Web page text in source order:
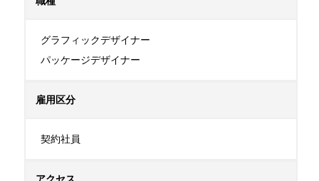
グラフィックデザイナー
パッケージデザイナー
雇用区分
契約社員